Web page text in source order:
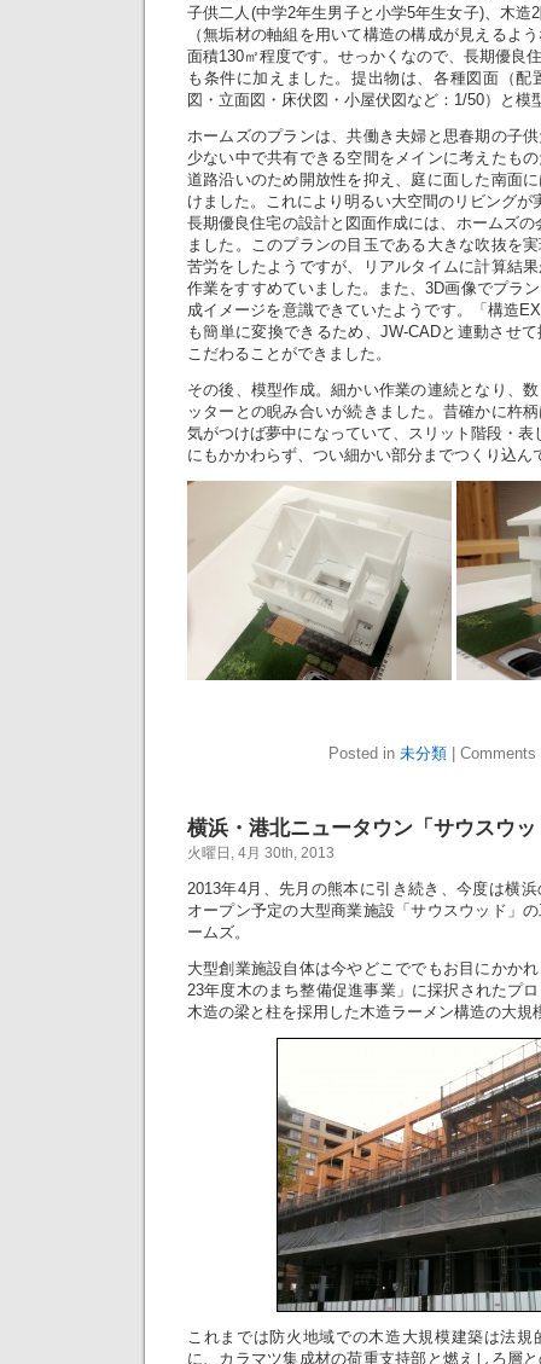
子供二人(中学2年生男子と小学5年生女子)、木造
（無垢材の軸組を用いて構造の構成が見えるよ
面積130㎡程度です。せっかくなので、長期優良
も条件に加えました。提出物は、各種図面（配
図・立面図・床伏図・小屋伏図など：1/50）と模
ホームズのプランは、共働き夫婦と思春期の子
少ない中で共有できる空間をメインに考えたも
道路沿いのため開放性を抑え、庭に面した南面
けました。これにより明るい大空間のリビングが
長期優良住宅の設計と図面作成には、ホームズ
ました。このプランの目玉である大きな吹抜を
苦労をしたようですが、リアルタイムに計算結
作業をすすめていました。また、3D画像でプラ
成イメージを意識できていたようです。「構造
も簡単に変換できるため、JW-CADと連動させ
こだわることができました。
その後、模型作成。細かい作業の連続となり、
ッターとの睨み合いが続きました。昔確かに杵
気がつけば夢中になっていて、スリット階段・
にもかかわらず、つい細かい部分までつくり込ん
Posted in 未分類 Comments
横浜・港北ニュータウン「サウスウ
火曜日, 4月 30th, 2013
2013年4月、先月の熊本に引き続き、今度は横
オープン予定の大型商業施設「サウスウッド」
ームズ。
大型創業施設自体は今やどこででもお目にかか
23年度木のまち整備促進事業」に採択されたプ
木造の梁と柱を採用した木造ラーメン構造の大規
これまでは防火地域での木造大規模建築は法規
に、カラマツ集成材の荷重支持部と燃えしろ層